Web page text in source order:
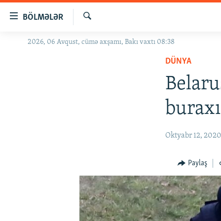
BÖLMƏLƏR
GÜNDƏM
Axtar
2026, 06 Avqust, cümə axşamı, Bakı vaxtı 08:38
DÜNYA
Oktyabr 12, 2020
Paylaş